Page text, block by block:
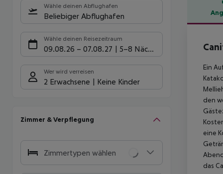
Wähle deinen Abflughafen
Beliebiger Abflughafen
Wähle deinen Reisezeitraum
09.08.26 – 07.08.27 5-8 Nächte
Wer wird verreisen
2 Erwachsene Keine Kinder
Zimmer & Verpflegung
Zimmertypen wählen
Ein
den
eine
das